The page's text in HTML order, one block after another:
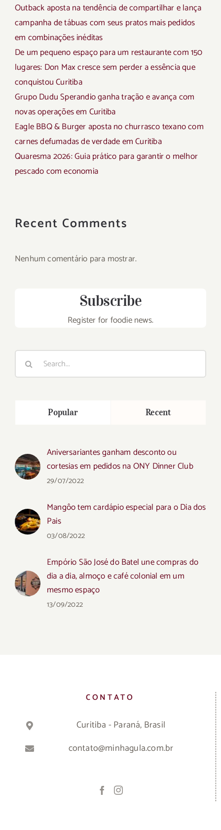
Outback aposta na tendência de compartilhar e lança
campanha de tábuas com seus pratos mais pedidos
em combinações inéditas
De um pequeno espaço para um restaurante com 150
lugares: Don Max cresce sem perder a essência que
conquistou Curitiba
Grupo Dudu Sperandio ganha tração e avança com
novas operações em Curitiba
Eagle BBQ & Burger aposta no churrasco texano com
carnes defumadas de verdade em Curitiba
Quaresma 2026: Guia prático para garantir o melhor
pescado com economia
Recent Comments
Nenhum comentário para mostrar.
Subscribe
Register for foodie news.
Popular Recent
Aniversariantes ganham desconto ou
cortesias em pedidos na ONY Dinner Club
29/07/2022
Mangôo tem cardápio especial para o Dia dos
Pais
03/08/2022
Empório São José do Batel une compras do
dia a dia, almoço e café colonial em um
mesmo espaço
13/09/2022
CONTATO
Curitiba - Paraná, Brasil
contato@minhagula.com.br